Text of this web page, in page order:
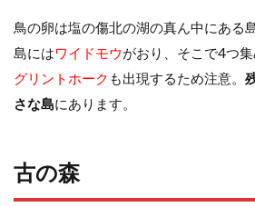
鳥の卵は塩の傷北の湖の真ん中にある
島にはワイドモウがおり、そこで4つ集
グリントホーク も出現するため注意。
さな島にあります。
古の森